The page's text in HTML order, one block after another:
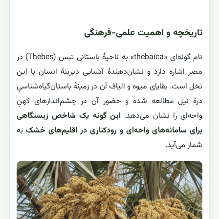
تاریخچه و اهمیت علمی-فرهنگی
نام گونه‌ای «thebaica» به ناحیهٔ باستانی تبس (Thebes) در
مصر اشاره دارد و نشان‌دهندهٔ آشنایی دیرینهٔ انسان با این
نخل است. بقایای میوه و الیاف آن در زمینهٔ باستان‌گیاه‌شناسیِ
درهٔ نیل مطالعه شده و حضور آن در چشم‌اندازهای کهنِ
واحه‌ای را نشان می‌دهد. این گونه یک شاخص زیستگاهی
برای سامانه‌های واحه‌ای و رودکناری در اقلیم‌های خشک به
شمار می‌آید.